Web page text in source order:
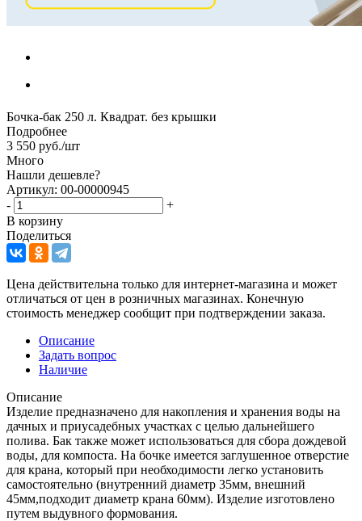
Бочка-бак 250 л. Квадрат. без крышки
Подробнее
3 550 руб./шт
Много
Нашли дешевле?
Артикул: 00-00000945
-
+
В корзину
Поделиться
Цена действительна только для интернет-магазина и может
отличаться от цен в розничных магазинах. Конечную
стоимость менеджер сообщит при подтверждении заказа.
Описание
Задать вопрос
Наличие
Описание
Изделие предназначено для накопления и хранения воды на
дачных и приусадебных участках с целью дальнейшего
полива. Бак также может использоваться для сбора дождевой
воды, для компоста. На бочке имеется заглушенное отверстие
для крана, который при необходимости легко установить
самостоятельно (внутренний диаметр 35мм, внешний
45мм,подходит диаметр крана 60мм). Изделие изготовлено
путем выдувного формования.